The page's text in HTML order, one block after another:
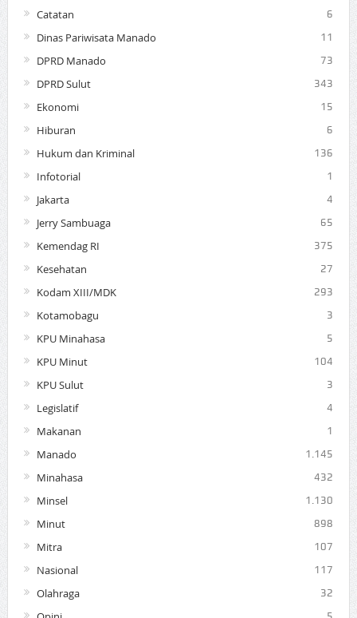
Catatan 6
Dinas Pariwisata Manado 11
DPRD Manado 73
DPRD Sulut 343
Ekonomi 15
Hiburan 6
Hukum dan Kriminal 136
Infotorial 1
Jakarta 4
Jerry Sambuaga 65
Kemendag RI 375
Kesehatan 27
Kodam XIII/MDK 293
Kotamobagu 3
KPU Minahasa 5
KPU Minut 104
KPU Sulut 3
Legislatif 4
Makanan 1
Manado 1.145
Minahasa 432
Minsel 1.130
Minut 898
Mitra 107
Nasional 117
Olahraga 32